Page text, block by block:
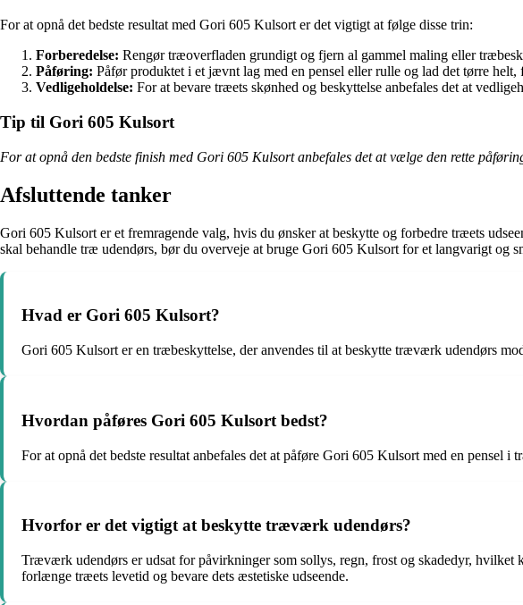
For at opnå det bedste resultat med Gori 605 Kulsort er det vigtigt at følge disse trin:
Forberedelse: Rengør træoverfladen grundigt og fjern al gammel maling eller
Påføring: Påfør produktet i et jævnt lag med en pensel eller rulle og lad det tørre helt,
Vedligeholdelse: For at bevare træets skønhed og beskyttelse anbefales det at
Tip til Gori 605 Kulsort
For at opnå den bedste finish med Gori 605 Kulsort anbefales det at vælge den rette
Afsluttende tanker
Gori 605 Kulsort er et fremragende valg, hvis du ønsker at beskytte og forbedre træets
skal behandle træ udendørs, bør du overveje at bruge Gori 605 Kulsort for et langvarigt og
Hvad er Gori 605 Kulsort?
Gori 605 Kulsort er en træbeskyttelse, der anvendes til at beskytte træværk udendørs
Hvordan påføres Gori 605 Kulsort bedst?
For at opnå det bedste resultat anbefales det at påføre Gori 605 Kulsort med en
Hvorfor er det vigtigt at beskytte træværk udendørs?
Træværk udendørs er udsat for påvirkninger som sollys, regn, frost og skadedyr,
forlænge træets levetid og bevare dets æstetiske udseende.